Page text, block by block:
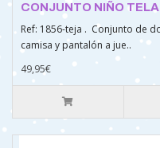
CONJUNTO NIÑO
Ref: 1856-teja . Conjunto de
camisa y pantalón a jue..
49,95€